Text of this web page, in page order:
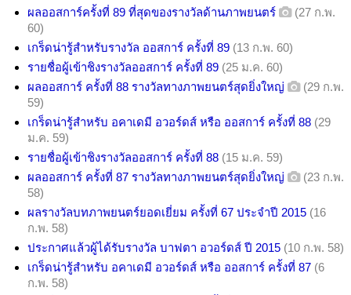
ผลออสการ์ครั้งที่ 89 ที่สุดของรางวัลด้านภาพยนตร์
(27 ก.พ.
60)
เกร็ดน่ารู้สำหรับรางวัล ออสการ์ ครั้งที่ 89 (13 ก.พ. 60)
รายชื่อผู้เข้าชิงรางวัลออสการ์ ครั้งที่ 89 (25 ม.ค. 60)
ผลออสการ์ ครั้งที่ 88 รางวัลทางภาพยนตร์สุดยิ่งใหญ่
(29 ก.พ.
59)
เกร็ดน่ารู้สำหรับ อคาเดมี อวอร์ดส์ หรือ ออสการ์ ครั้งที่ 88 (29
ม.ค. 59)
รายชื่อผู้เข้าชิงรางวัลออสการ์ ครั้งที่ 88 (15 ม.ค. 59)
ผลออสการ์ ครั้งที่ 87 รางวัลทางภาพยนตร์สุดยิ่งใหญ่
(23 ก.พ.
58)
ผลรางวัลบทภาพยนตร์ยอดเยี่ยม ครั้งที่ 67 ประจำปี 2015 (16
ก.พ. 58)
ประกาศแล้วผู้ได้รับรางวัล บาฟตา อวอร์ดส์ ปี 2015 (10 ก.พ. 58)
เกร็ดน่ารู้สำหรับ อคาเดมี อวอร์ดส์ หรือ ออสการ์ ครั้งที่ 87 (6
ก.พ. 58)